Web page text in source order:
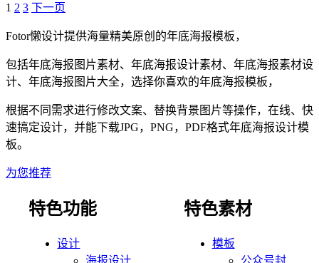
1 2 3 下一页
Fotor懒设计提供海量精美原创的年底海报模板，
包括年底海报 图片素材、 年底海报设计素材、 年底海报素材设
计、 年底海报 图片大全，选择你喜欢的年底海报模板，
根据不同需求进行修改文案、替换背景图片等操作，在线、快
速搞定设计，并能下载JPG，PNG，PDF格式年底海报设计模
板。
为您推荐
特色功能
设计
海报设计
特色素材
模板
公众号封